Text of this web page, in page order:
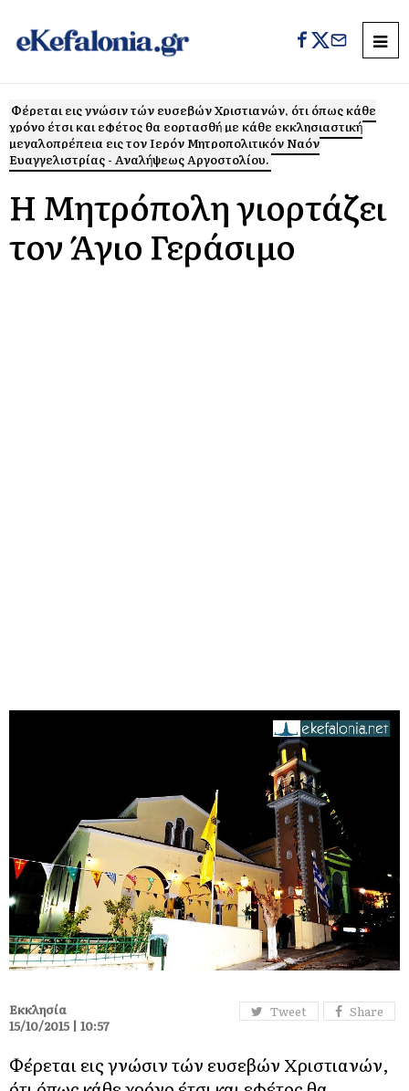
Φέρεται εις γνώσιν τών ευσεβών Χριστιανών, ότι όπως κάθε
χρόνο έτσι και εφέτος θα εορτασθή με κάθε εκκλησιαστική
μεγαλοπρέπεια εις τον Ιερόν Μητροπολιτικόν Ναόν
Ευαγγελιστρίας - Αναλήψεως Αργοστολίου.
Η Μητρόπολη γιορτάζει
τον Άγιο Γεράσιμο
Tweet Share
Εκκλησία
15/10/2015 | 10:57
Φέρεται εις γνώσιν τών ευσεβών Χριστιανών,